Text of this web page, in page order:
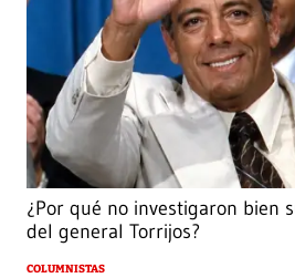
¿Por qué no investigaron bien
del general Torrijos?
COLUMNISTAS